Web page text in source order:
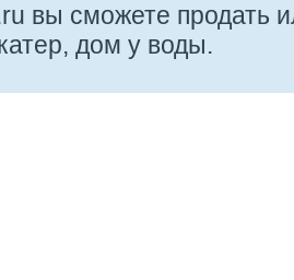
вы сможете продать
дом у воды.